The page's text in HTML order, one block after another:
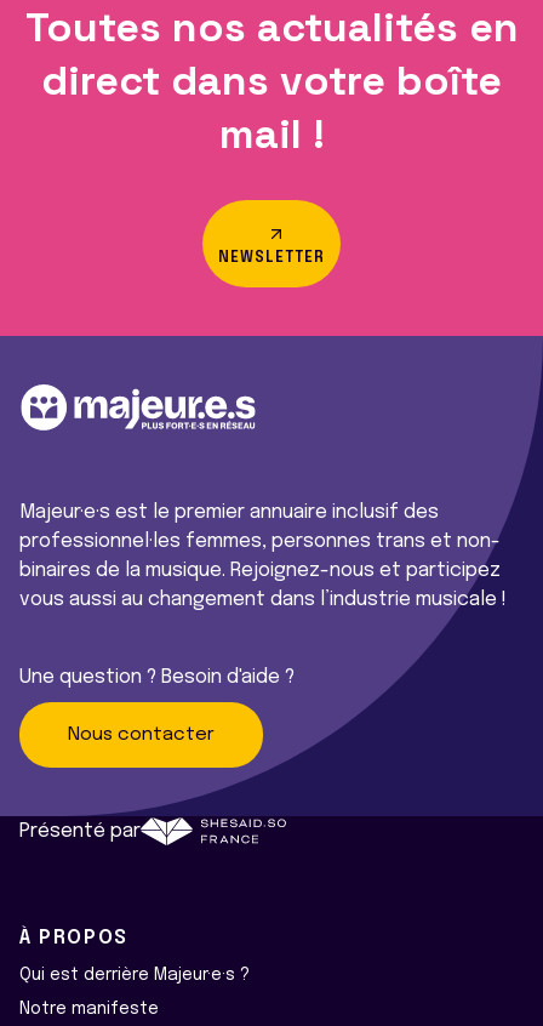
Toutes nos actualités en
direct dans votre boîte
mail !
NEWSLETTER
Majeur·e·s est le premier annuaire inclusif des
professionnel·les femmes, personnes trans et non-
binaires de la musique. Rejoignez-nous et participez
vous aussi au changement dans l’industrie musicale !
Une question ? Besoin d'aide ?
Nous contacter
Présenté par
À PROPOS
Qui est derrière Majeur·e·s ?
Notre manifeste